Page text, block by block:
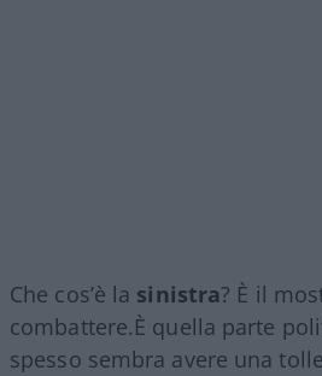
Che cos’è la sinistra? È il
combattere.È quella parte
spesso sembra avere una